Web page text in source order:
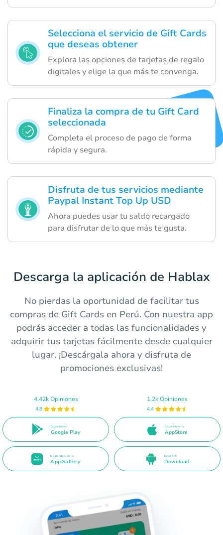
Selecciona el servicio de Gift Cards
que deseas obtener
Explora las opciones de tarjetas de regalo
digitales y elige la que más te convenga.
Finaliza la compra de tu Gift Card
seleccionada
Completa el proceso de pago de forma
rápida y segura.
Disfruta de tus servicios mediante
Paypal Instant Top Up USD
Ahora puedes usar tu saldo recargado
para disfrutar de lo que más te gusta.
Descarga la aplicación de Hablax
No pierdas la oportunidad de facilitar tus
compras de Gift Cards en Perú. Con nuestra app
podrás acceder a todas las funcionalidades y
adquirir tus tarjetas fácilmente desde cualquier
lugar. ¡Descárgala ahora y disfruta de
promociones exclusivas!
4.42k Opiniones
4.8
Disponible en
Google Play
1.2k Opiniones
4.4
Disponible en la
AppStore
Disponible en la
AppGallery
Direct APK
Download